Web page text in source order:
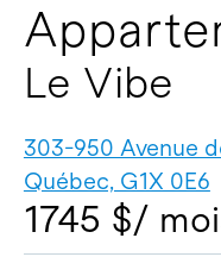
Le Vibe
303-950 Avenue
Québec, G1X 0E6
1745 $/